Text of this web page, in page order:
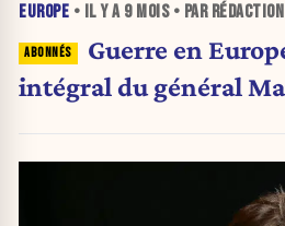
EUROPE • IL Y A 9 MOIS• PAR RÉDACTION
Guerre en
intégral du général